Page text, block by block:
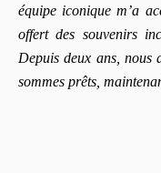
équipe iconique m’a
offert des souvenirs
Depuis deux ans, nous
sommes prêts,